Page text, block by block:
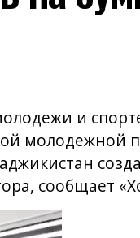
и
молодежной
сообщает